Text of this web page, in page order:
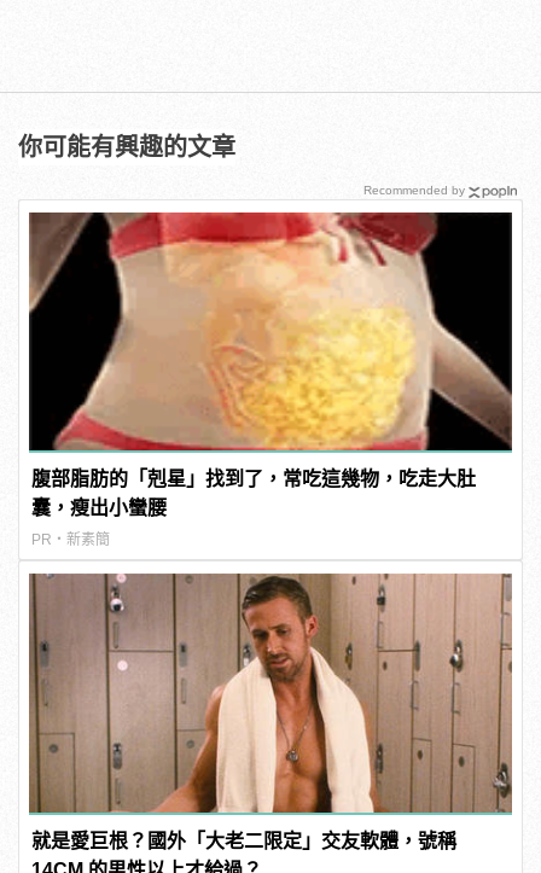
你可能有興趣的文章
腹部脂肪的「剋星」找到了，常吃這幾物，吃走大肚
囊，瘦出小蠻腰
PR・新素簡
就是愛巨根？國外「大老二限定」交友軟體，號稱
Recommended by